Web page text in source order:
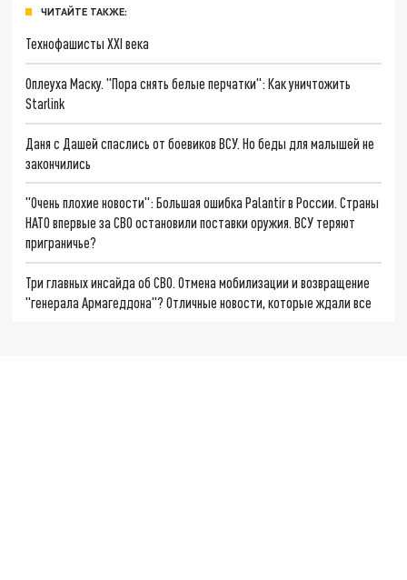
ЧИТАЙТЕ ТАКЖЕ:
Технофашисты XXI века
Оплеуха Маску. "Пора снять белые перчатки": Как уничтожить
Starlink
Даня с Дашей спаслись от боевиков ВСУ. Но беды для малышей не
закончились
"Очень плохие новости": Большая ошибка Palantir в России. Страны
НАТО впервые за СВО остановили поставки оружия. ВСУ теряют
приграничье?
Три главных инсайда об СВО. Отмена мобилизации и возвращение
"генерала Армагеддона"? Отличные новости, которые ждали все